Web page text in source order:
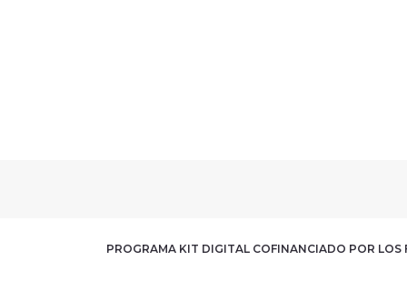
PROGRAMA KIT DIGITAL COFINANCIADO POR